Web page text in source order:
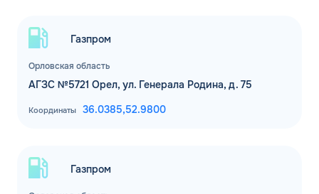
Орловская область
Газпром
АГЗС №5721 Орел, ул. Генерала Родина, д. 75
Координаты 36.0385,52.9800
Газпром